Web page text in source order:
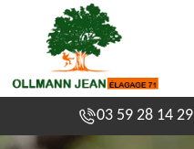
03 59 28 14 29